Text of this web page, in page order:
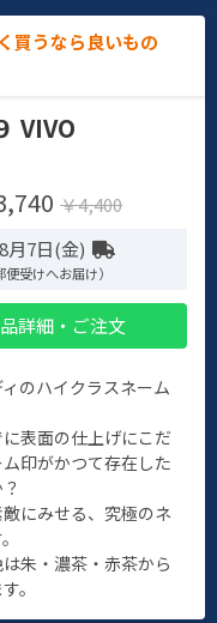
買うなら良いもの
VIVO
￥4,400
月7日(金)
受けへお届け）
詳細・ご注文
のハイクラスネーム
表面の仕上げにこだ
印がかつて存在した
にみせる、究極のネ
朱・濃茶・赤茶から
。